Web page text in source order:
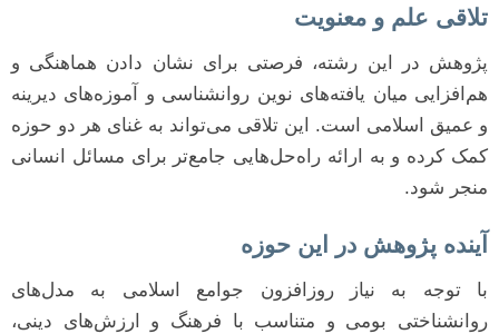
تلاقی علم و معنویت
پژوهش در این رشته، فرصتی برای نشان دادن هماهنگی و
هم‌افزایی میان یافته‌های نوین روانشناسی و آموزه‌های دیرینه
و عمیق اسلامی است. این تلاقی می‌تواند به غنای هر دو حوزه
کمک کرده و به ارائه راه‌حل‌هایی جامع‌تر برای مسائل انسانی
منجر شود.
آینده پژوهش در این حوزه
با توجه به نیاز روزافزون جوامع اسلامی به مدل‌های
روانشناختی بومی و متناسب با فرهنگ و ارزش‌های دینی،